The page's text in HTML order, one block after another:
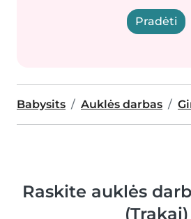
Pradėti
Babysits Auklės darbas
Raskite auklės
(Trakai)